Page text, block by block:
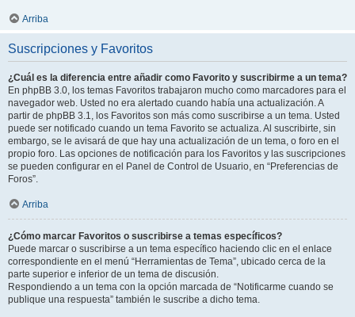
Arriba
Suscripciones y Favoritos
¿Cuál es la diferencia entre añadir como Favorito y suscribirme a un tema?
En phpBB 3.0, los temas Favoritos trabajaron mucho como marcadores para el
navegador web. Usted no era alertado cuando había una actualización. A
partir de phpBB 3.1, los Favoritos son más como suscribirse a un tema. Usted
puede ser notificado cuando un tema Favorito se actualiza. Al suscribirte, sin
embargo, se le avisará de que hay una actualización de un tema, o foro en el
propio foro. Las opciones de notificación para los Favoritos y las suscripciones
se pueden configurar en el Panel de Control de Usuario, en “Preferencias de
Foros”.
Arriba
¿Cómo marcar Favoritos o suscribirse a temas específicos?
Puede marcar o suscribirse a un tema específico haciendo clic en el enlace
correspondiente en el menú “Herramientas de Tema”, ubicado cerca de la
parte superior e inferior de un tema de discusión.
Respondiendo a un tema con la opción marcada de “Notificarme cuando se
publique una respuesta” también le suscribe a dicho tema.